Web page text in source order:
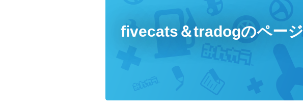
fivecats＆tradogのページ